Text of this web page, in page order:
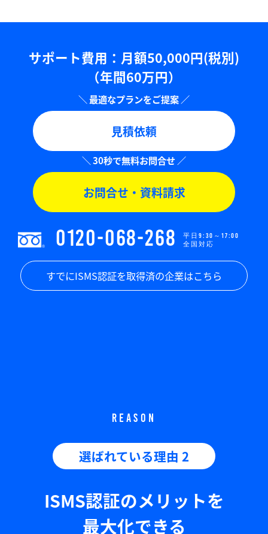
サポート費用：⽉額50,000円(税別)
（年間60万円）
見積依頼
お問合せ・資料請求
0120-068-268
平日9:30～17:00
全国対応
すでにISMS認証を取得済の企業はこちら
REASON
選ばれている理由 2
ISMS認証のメリットを
最大化できる